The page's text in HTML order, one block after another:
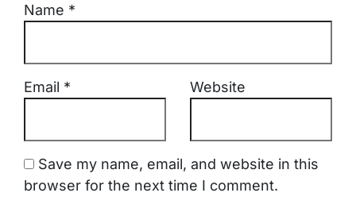
Name *
Email * Website
Save my name, email, and website in this
browser for the next time I comment.